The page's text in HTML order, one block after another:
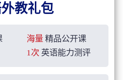
教礼包
海量 精品公开课
1次 英语能力测评